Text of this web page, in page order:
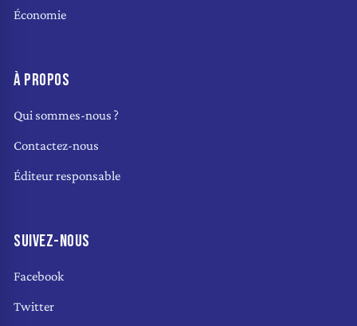
Économie
À PROPOS
Qui sommes-nous ?
Contactez-nous
Éditeur responsable
SUIVEZ-NOUS
Facebook
Twitter